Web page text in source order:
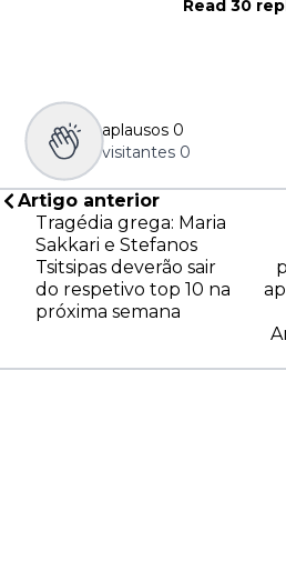
Read 30
aplausos 0
visitantes 0
Artigo anterior
Tragédia grega: Maria
Sakkari e Stefanos
Tsitsipas deverão sair
do respetivo top 10 na
próxima semana